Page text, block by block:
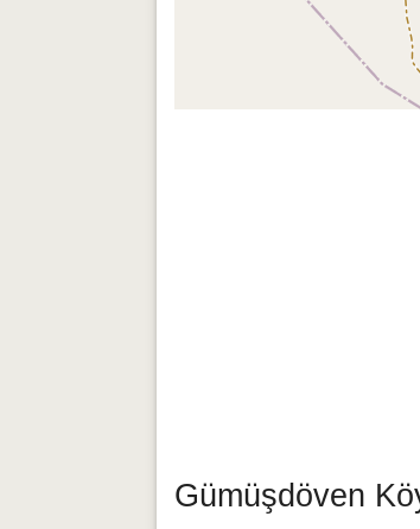
Gümüşdöven